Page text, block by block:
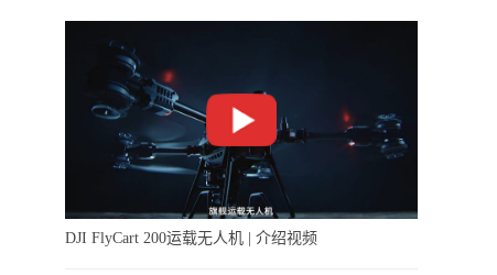
DJI FlyCart 200运载无人机 | 介绍视频